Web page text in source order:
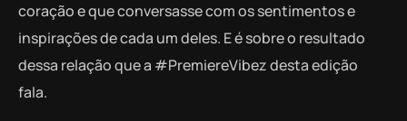
coração e que conversasse com os sentimentos e
inspirações de cada um deles. E é sobre o resultado
dessa relação que a #PremiereVibez desta edição
fala.